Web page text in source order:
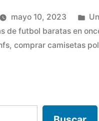
una
camiseta
mayo 10, 2023
en
de futbol baratas en
, comprar camisetas